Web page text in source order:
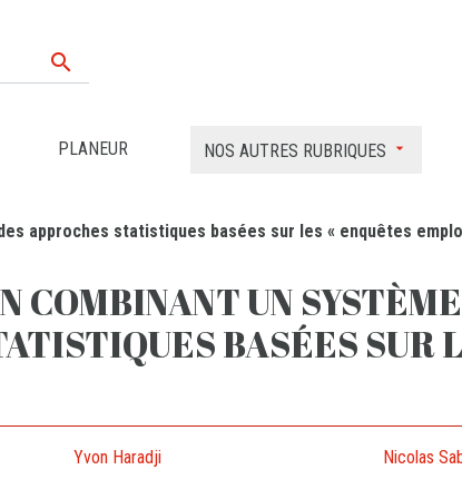

PLANEUR NOS AUTRES RUBRIQUES
approches statistiques basées sur les « enquêtes
UN
BASÉES SUR
Yvon Haradji Nicolas